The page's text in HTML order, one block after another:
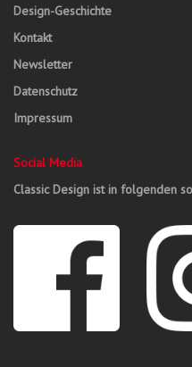
Design-Geschichte
Kontakt
Newsletter
Datenschutz
Impressum
Social Media
Classic Design ist in folgenden